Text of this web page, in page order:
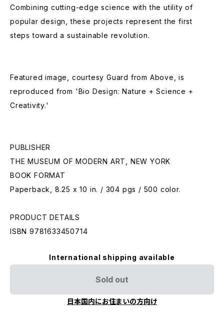
Combining cutting-edge science with the utility of
popular design, these projects represent the first
steps toward a sustainable revolution.
Featured image, courtesy Guard from Above, is
reproduced from 'Bio Design: Nature + Science +
Creativity.'
PUBLISHER
THE MUSEUM OF MODERN ART, NEW YORK
BOOK FORMAT
Paperback, 8.25 x 10 in. / 304 pgs / 500 color.
PRODUCT DETAILS
ISBN 9781633450714
International shipping available
Sold out
日本国内にお住まいの方向け